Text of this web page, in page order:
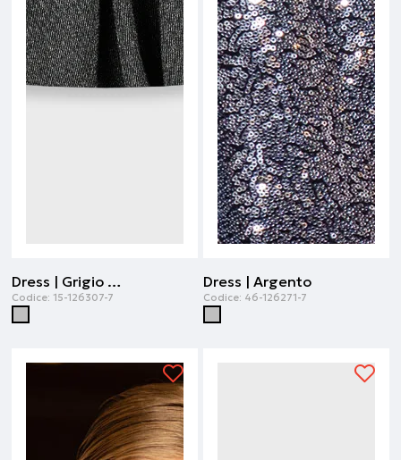
Dress | Grigio melange
Codice: 15-126307-7
Dress | Argento
Codice: 46-126271-7